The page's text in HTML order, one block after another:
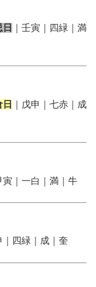
｜壬寅｜四緑｜満
｜戊申｜七赤｜成
寅｜一白｜満｜牛
｜四緑｜成｜奎